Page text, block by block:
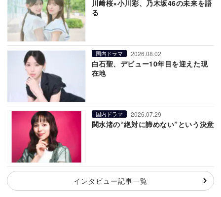
川﨑桜×小川彩、乃木坂46の未来を語
る
国内ドラマ 2026.08.02
白石聖、デビュー10年目を迎えた現
在地
国内ドラマ 2026.07.29
関水渚の“絶対に諦めない”という決意
インタビュー記事一覧